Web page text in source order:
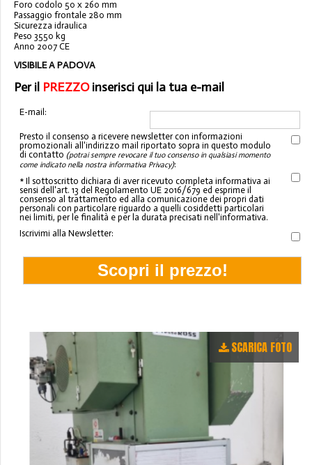
Foro codolo 50 x 260 mm
Passaggio frontale 280 mm
Sicurezza idraulica
Peso 3550 kg
Anno 2007 CE
VISIBILE A PADOVA
Per il PREZZOinserisci qui la tua e-mail
E-mail:
Presto il consenso a ricevere newsletter con informazioni
promozionali all'indirizzo mail riportato sopra in questo modulo
di contatto (potrai sempre revocare il tuo consenso in qualsiasi momento
come indicato nella nostra informativa Privacy):
* Il sottoscritto dichiara di aver ricevuto completa informativa ai
sensi dell'art. 13 del Regolamento UE 2016/679 ed esprime il
consenso al trattamento ed alla comunicazione dei propri dati
personali con particolare riguardo a quelli cosiddetti particolari
nei limiti, per le finalità e per la durata precisati nell'informativa.
Iscrivimi alla Newsletter:
SCARICA FOTO